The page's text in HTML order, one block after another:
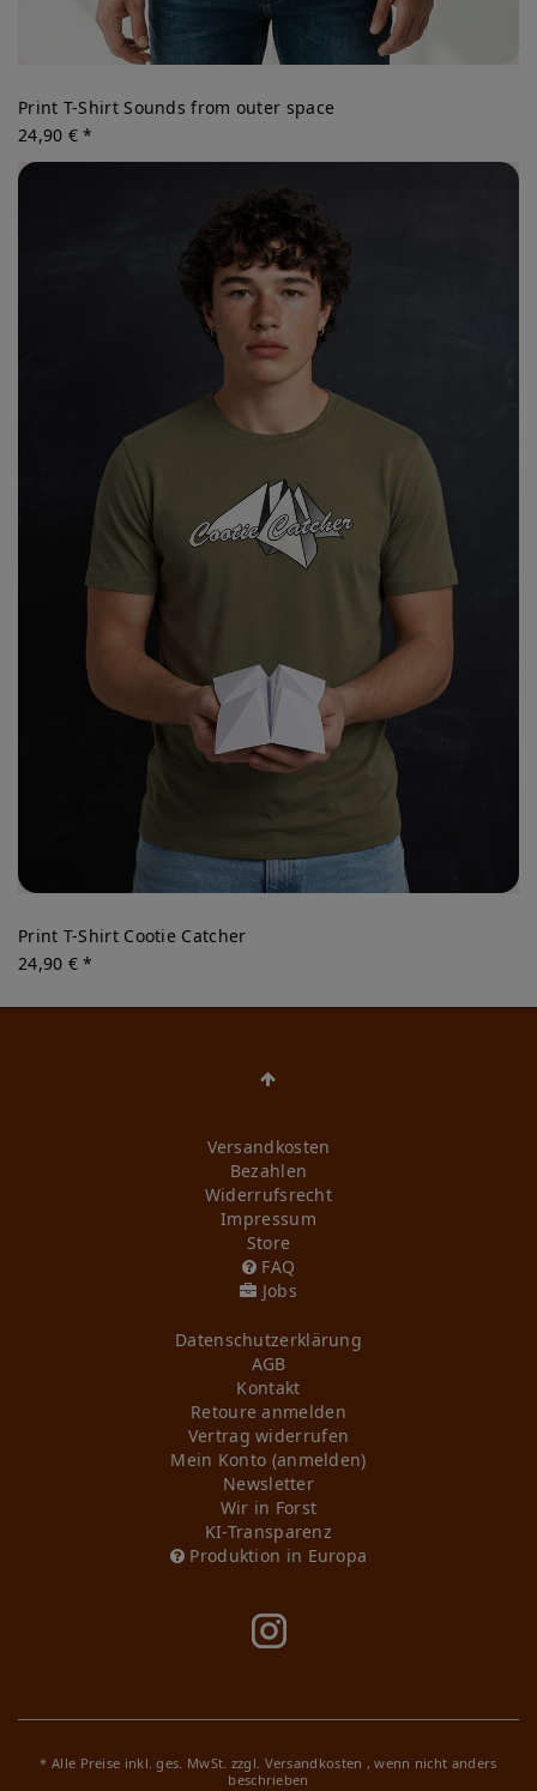
Print T-Shirt Sounds from outer space
24,90 € *
Print T-Shirt Cootie Catcher
24,90 € *
Versandkosten
Bezahlen
Widerrufs­recht
Impressum
Store
FAQ
Jobs
Daten­schutz­erklärung
AGB
Kontakt
Retoure anmelden
Vertrag widerrufen
Mein Konto (anmelden)
Newsletter
Wir in Forst
KI-Transparenz
Produktion in Europa
* Alle Preise inkl. ges. MwSt. zzgl. Versandkosten , wenn nicht anders
beschrieben